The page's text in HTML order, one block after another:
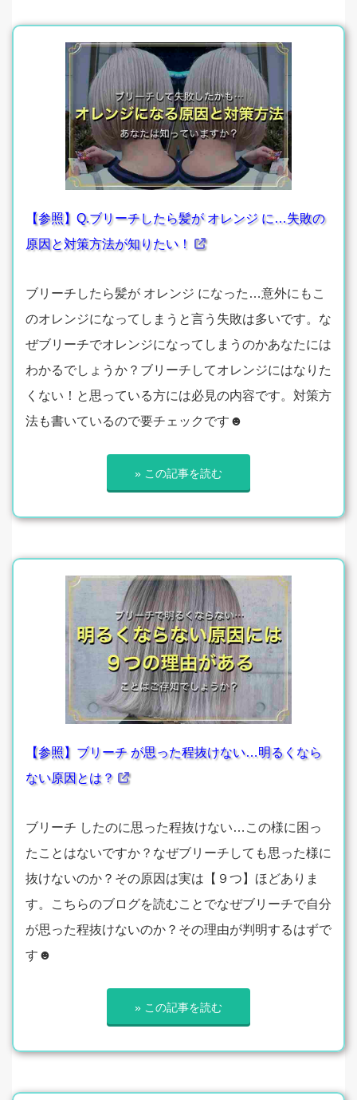
【参照】Q.ブリーチしたら髪が オレンジ に…失敗の
原因と対策方法が知りたい！
ブリーチしたら髪が オレンジ になった…意外にもこ
のオレンジになってしまうと言う失敗は多いです。な
ぜブリーチでオレンジになってしまうのかあなたには
わかるでしょうか？ブリーチしてオレンジにはなりた
くない！と思っている方には必見の内容です。対策方
法も書いているので要チェックです☻
» この記事を読む
【参照】ブリーチ が思った程抜けない…明るくなら
ない原因とは？
ブリーチ したのに思った程抜けない…この様に困っ
たことはないですか？なぜブリーチしても思った様に
抜けないのか？その原因は実は【９つ】ほどありま
す。こちらのブログを読むことでなぜブリーチで自分
が思った程抜けないのか？その理由が判明するはずで
す☻
» この記事を読む